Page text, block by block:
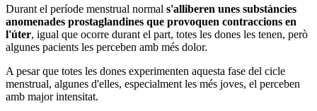
Durant el període menstrual normal s'alliberen unes substàncies
anomenades prostaglandines que provoquen contraccions en
l'úter, igual que ocorre durant el part, totes les dones les tenen, però
algunes pacients les perceben amb més dolor.
A pesar que totes les dones experimenten aquesta fase del cicle
menstrual, algunes d'elles, especialment les més joves, el perceben
amb major intensitat.